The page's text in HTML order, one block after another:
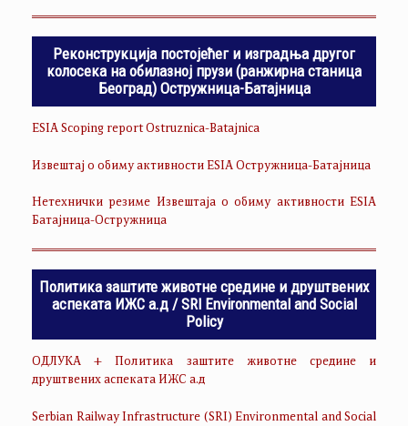
Реконструкција постојећег и изградња другог
колосека на обилазној прузи (ранжирна станица
Београд) Остружница-Батајница
ESIA Scoping report Ostruznica-Batajnica
Извештај о обиму активности ESIA Остружница-Батајница
Нетехнички резиме Извештаја о обиму активности ESIA
Батајница-Остружница
Политика заштите животне средине и друштвених
аспеката ИЖС а.д / SRI Environmental and Social
Policy
ОДЛУКА + Политика заштите животне средине и
друштвених аспеката ИЖС а.д
Serbian Railway Infrastructure (SRI) Environmental and Social